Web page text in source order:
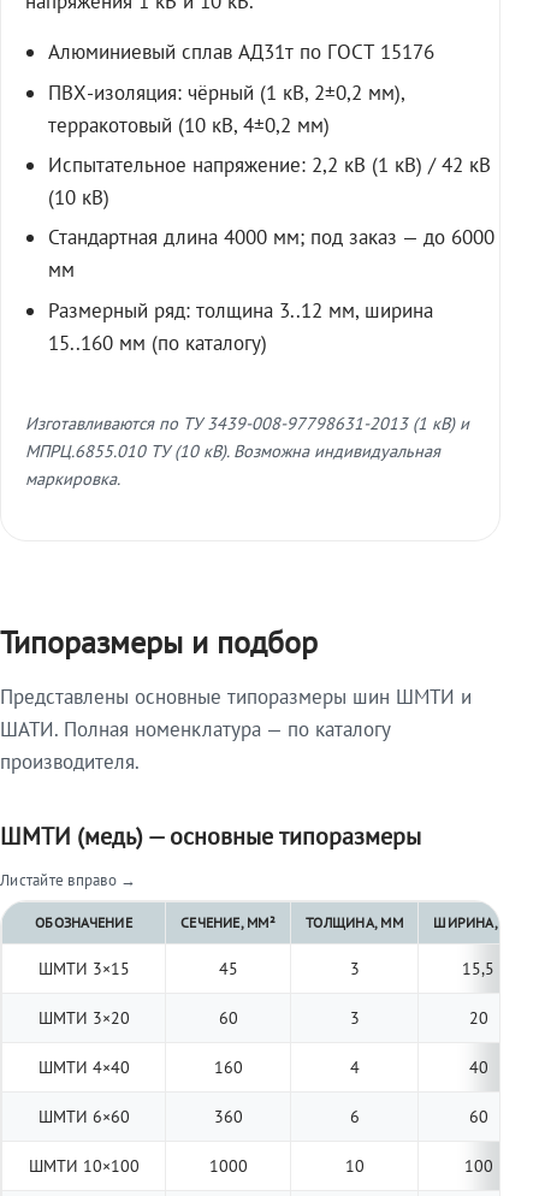
Алюминиевый сплав АД31т по ГОСТ 15176
ПВХ-изоляция: чёрный (1 кВ, 2±0,2 мм),
терракотовый (10 кВ, 4±0,2 мм)
Испытательное напряжение: 2,2 кВ (1 кВ) / 42 кВ
(10 кВ)
Стандартная длина 4000 мм; под заказ — до 6000
мм
Размерный ряд: толщина 3..12 мм, ширина
15..160 мм (по каталогу)
Изготавливаются по ТУ 3439-008-97798631-2013 (1 кВ) и
МПРЦ.6855.010 ТУ (10 кВ). Возможна индивидуальная
маркировка.
Типоразмеры и подбор
Представлены основные типоразмеры шин ШМТИ и
ШАТИ. Полная номенклатура — по каталогу
производителя.
ШМТИ (медь) — основные типоразмеры
Листайте вправо →
ОБОЗНАЧЕНИЕ СЕЧЕНИЕ, ММ² ТОЛЩИНА, ММ ШИРИНА, ММ
ШМТИ 3×15 45 3 15,5
ШМТИ 3×20 60 3 20
ШМТИ 4×40 160 4 40
ШМТИ 6×60 360 6 60
ШМТИ 10×100 1000 10 100